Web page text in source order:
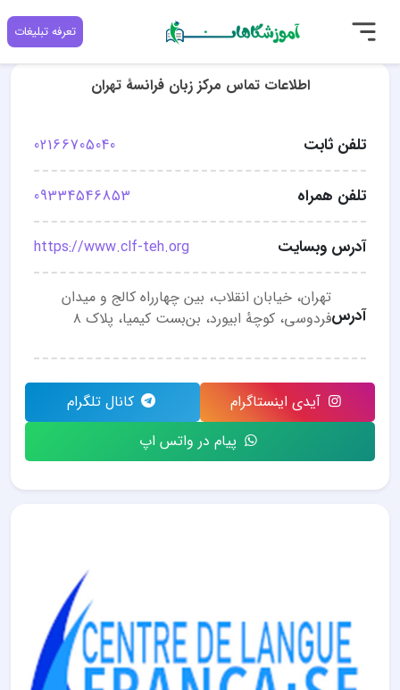
تعرفه تبلیغات
اطلاعات تماس مرکز زبان فرانسۀ تهران
تلفن ثابت 02166705040
تلفن همراه 09334546853
آدرس وبسایت https://www.clf-teh.org
آدرس
تهران، خیابان انقلاب، بین چهارراه کالج و میدان
فردوسی، کوچهٔ ابیورد، بن‌بست کیمیا، پلاک ۸
آیدی اینستاگرام
کانال تلگرام
پیام در واتس اپ